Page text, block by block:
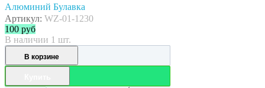
Алюминий Булавка
Артикул: WZ-01-1230
100 руб
В наличии 1 шт.
В корзине